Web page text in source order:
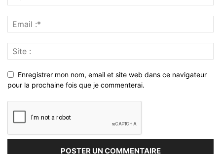
Enregistrer mon nom, email et site web dans ce navigateur
pour la prochaine fois que je commenterai.